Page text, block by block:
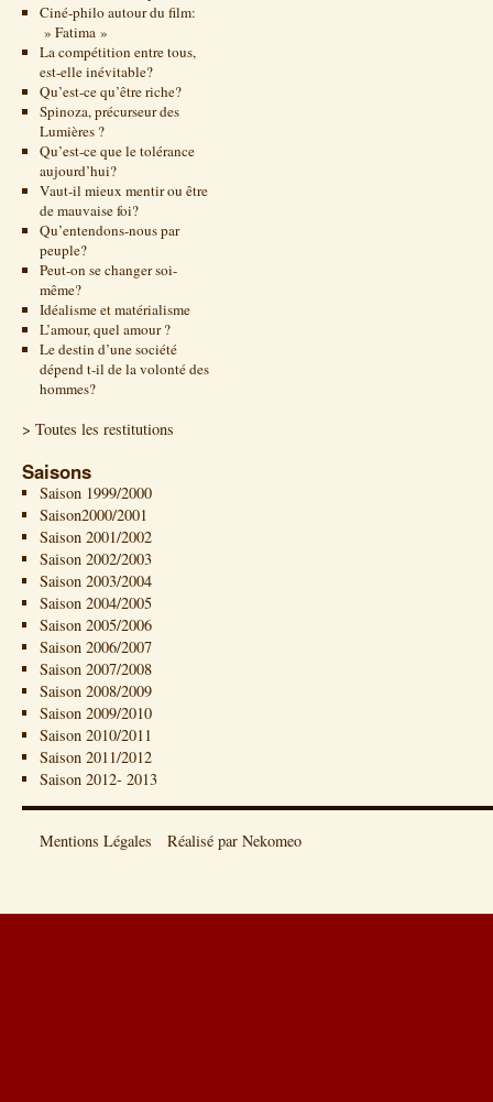
Ciné-philo autour du film:
» Fatima »
La compétition entre tous,
est-elle inévitable?
Qu’est-ce qu’être riche?
Spinoza, précurseur des
Lumières ?
Qu’est-ce que le tolérance
aujourd’hui?
Vaut-il mieux mentir ou être
de mauvaise foi?
Qu’entendons-nous par
peuple?
Peut-on se changer soi-
même?
Idéalisme et matérialisme
L’amour, quel amour ?
Le destin d’une société
dépend t-il de la volonté des
hommes?
> Toutes les restitutions
Saisons
Saison 1999/2000
Saison2000/2001
Saison 2001/2002
Saison 2002/2003
Saison 2003/2004
Saison 2004/2005
Saison 2005/2006
Saison 2006/2007
Saison 2007/2008
Saison 2008/2009
Saison 2009/2010
Saison 2010/2011
Saison 2011/2012
Saison 2012- 2013
Mentions Légales Réalisé par Nekomeo